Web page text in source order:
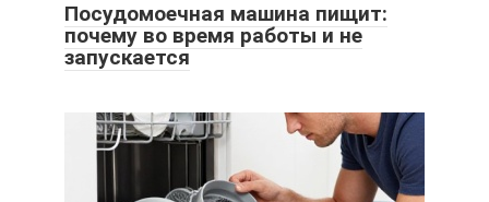
Посудомоечная машина пищит:
почему во время работы и не
запускается